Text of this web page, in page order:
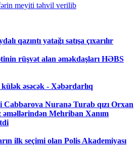
meyiti təhvil verilib
qazıntı yatağı satışa çıxarılır
rüşvət alan əməkdaşları HƏBS
əsəcək - Xəbərdarlıq
Cabbarova Nuranə Turab qızı Orxan
Mehriban Xanım
ilk seçimi olan Polis Akademiyası